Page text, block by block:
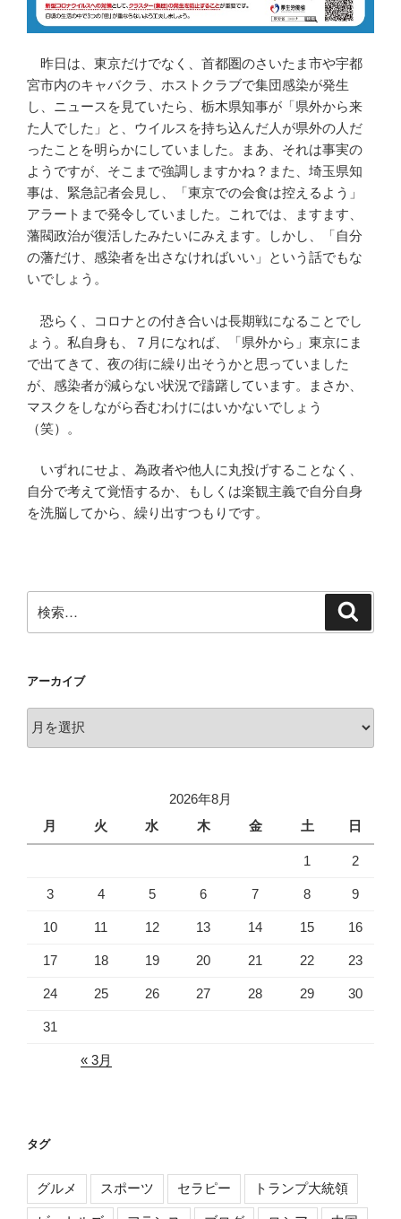
昨日は、東京だけでなく、首都圏のさいたま市や宇都
宮市内のキャバクラ、ホストクラブで集団感染が発生
し、ニュースを見ていたら、栃木県知事が「県外から来
た人でした」と、ウイルスを持ち込んだ人が県外の人だ
ったことを明らかにしていました。まあ、それは事実の
ようですが、そこまで強調しますかね？また、埼玉県知
事は、緊急記者会見し、「東京での会食は控えるよう」
アラートまで発令していました。これでは、ますます、
藩閥政治が復活したみたいにみえます。しかし、「自分
の藩だけ、感染者を出さなければいい」という話でもな
いでしょう。
恐らく、コロナとの付き合いは長期戦になることでし
ょう。私自身も、７月になれば、「県外から」東京にま
で出てきて、夜の街に繰り出そうかと思っていました
が、感染者が減らない状況で躊躇しています。まさか、
マスクをしながら呑むわけにはいかないでしょう
（笑）。
いずれにせよ、為政者や他人に丸投げすることなく、
自分で考えて覚悟するか、もしくは楽観主義で自分自身
を洗脳してから、繰り出すつもりです。
索:
アーカイブ
ー
2026年8月
月
火 水 木 金 土 日
1 2
3 4 5 6 7 8 9
10 11 12 13 14 15 16
17 18 19 20 21 22 23
24 25 26 27 28 29 30
31
« 3月
タグ
グルメ スポーツ セラピー トランプ大統領